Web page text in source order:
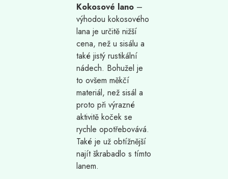
Kokosové lano –
výhodou kokosového
lana je určitě nižší
cena, než u sisálu a
také jistý rustikální
nádech. Bohužel je
to ovšem měkčí
materiál, než sisál a
proto při výrazné
aktivitě koček se
rychle opotřebovává.
Také je už obtížnější
najít škrabadlo s tímto
lanem.